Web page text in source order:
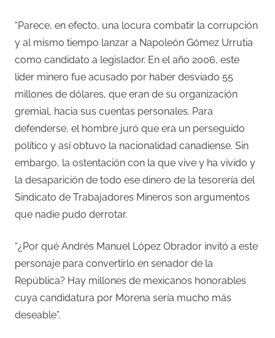
“Parece, en efecto, una locura combatir la corrupción
y al mismo tiempo lanzar a Napoleón Gómez Urrutia
como candidato a legislador. En el año 2006, este
líder minero fue acusado por haber desviado 55
millones de dólares, que eran de su organización
gremial, hacia sus cuentas personales. Para
defenderse, el hombre juró que era un perseguido
político y así obtuvo la nacionalidad canadiense. Sin
embargo, la ostentación con la que vive y ha vivido y
la desaparición de todo ese dinero de la tesorería del
Sindicato de Trabajadores Mineros son argumentos
que nadie pudo derrotar.
“¿Por qué Andrés Manuel López Obrador invitó a este
personaje para convertirlo en senador de la
República? Hay millones de mexicanos honorables
cuya candidatura por Morena sería mucho más
deseable”.